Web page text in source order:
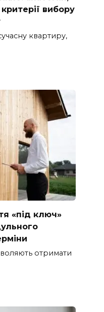
вибору
квартиру,
«під ключ»
отримати